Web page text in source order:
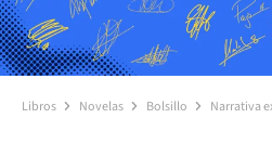
Libros Novelas Bolsillo Narrativa